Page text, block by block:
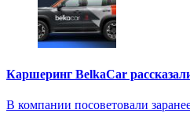
Каршеринг BelkaCar
В компании посоветовали